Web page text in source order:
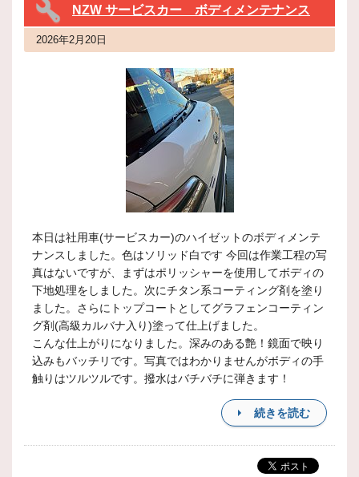
NZW サービスカー ボディメンテナンス
2026年2月20日
本日は社用車(サービスカー)のハイゼットのボディメンテ
ナンスしました。色はソリッド白です 今回は作業工程の写
真はないですが、まずはポリッシャーを使用してボディの
下地処理をしました。次にチタン系コーティング剤を塗り
ました。さらにトップコートとしてグラフェンコーティン
グ剤(高級カルバナ入り)塗って仕上げました。
こんな仕上がりになりました。深みのある艶！鏡面で映り
込みもバッチリです。写真ではわかりませんがボディの手
触りはツルツルです。撥水はバチバチに弾きます！
続きを読む